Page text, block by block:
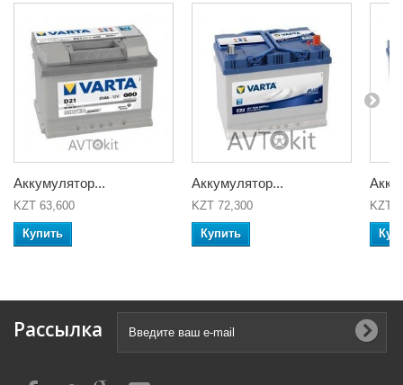
Аккумулятор...
KZT 63,600
Купить
Аккумулятор...
KZT 72,300
Купить
KZT
Рассылка